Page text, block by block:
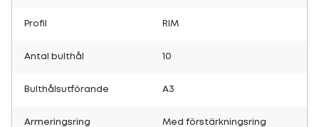
Profil RIM
Antal bulthål 10
Bulthålsutförande A3
Armeringsring Med förstärkningsring